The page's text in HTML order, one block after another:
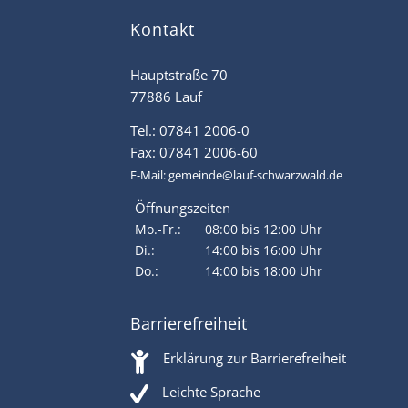
Kontakt
Hauptstraße 70
77886 Lauf
Tel.: 07841 2006-0
Fax: 07841 2006-60
E-Mail:gemeinde@lauf-schwarzwald.de
Öffnungszeiten
Mo.-Fr.:
08:00 bis 12:00 Uhr
Di.:
14:00 bis 16:00 Uhr
Do.:
14:00 bis 18:00 Uhr
Barrierefreiheit
Erklärung zur Barrierefreiheit
Leichte Sprache